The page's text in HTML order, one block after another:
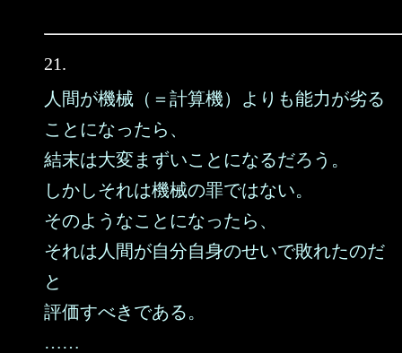
21.
人間が機械（＝計算機）よりも能力が劣る
ことになったら、
結末は大変まずいことになるだろう。
しかしそれは機械の罪ではない。
そのようなことになったら、
それは人間が自分自身のせいで敗れたのだ
と
評価すべきである。
……